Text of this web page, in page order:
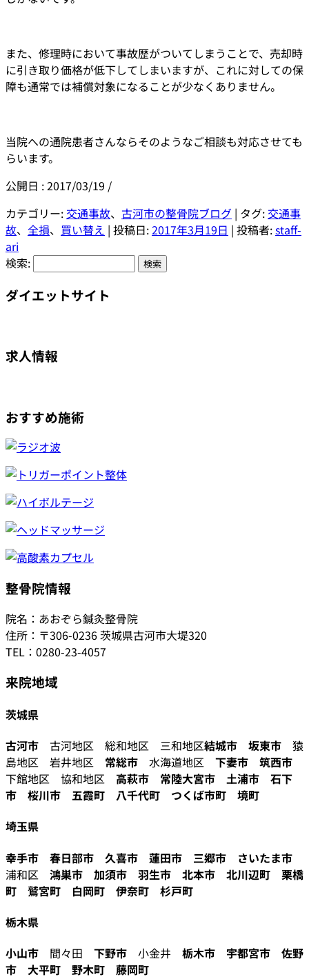
また、修理時において事故歴がついてしまうことで、売却時
に引き取り価格が低下してしまいますが、これに対しての保
障も通常では補償対象になることが少なくありません。
当院への通院患者さんならそのようなご相談も対応させても
らいます。
公開日 :2017/03/19 /
カテゴリー: 交通事故、 古河市の整骨院ブログ | タグ: 交通事
故、 全損、 買い替え | 投稿日:2017年3月19日 | 投稿者:staff-
ari
検索:
ダイエットサイト
求人情報
おすすめ施術
整骨院情報
院名：あおぞら鍼灸整骨院
住所：〒306-0236 茨城県古河市大堤320
TEL：0280-23-4057
来院地域
茨城県
古河市 古河地区 総和地区 三和地区結城市 坂東市 猿
島地区 岩井地区 常総市 水海道地区 下妻市
筑西市
下館地区 協和地区 高萩市 常陸大宮市 土浦市
石下
市
桜川市 五霞町 八千代町 つくば市町
境町
埼玉県
幸手市
春日部市 久喜市 蓮田市 三郷市
さいたま市
浦和区 鴻巣市 加須市 羽生市 北本市 北川辺町
栗橋
町
鷲宮町 白岡町 伊奈町
杉戸町
栃木県
小山市 間々田 下野市 小金井 栃木市 宇都宮市
佐野
市
大平町 野木町
藤岡町